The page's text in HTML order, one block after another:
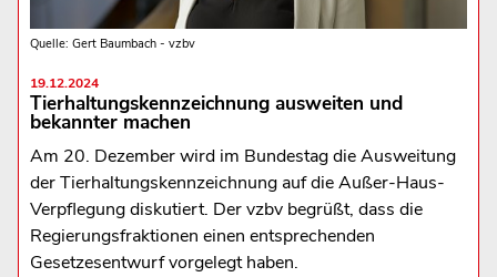
Quelle: Gert Baumbach - vzbv
19.12.2024
Tierhaltungskennzeichnung ausweiten und
bekannter machen
Am 20. Dezember wird im Bundestag die Ausweitung
der Tierhaltungskennzeichnung auf die Außer-Haus-
Verpflegung diskutiert. Der vzbv begrüßt, dass die
Regierungsfraktionen einen entsprechenden
Gesetzesentwurf vorgelegt haben.